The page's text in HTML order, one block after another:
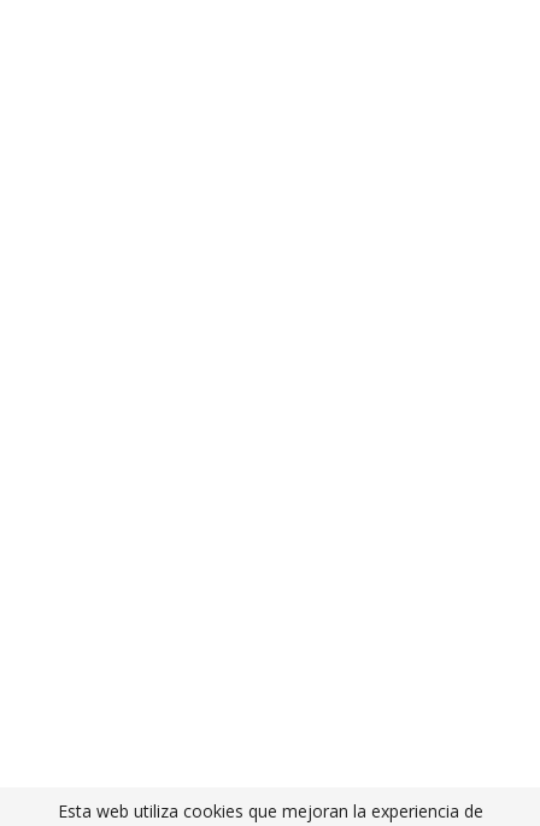
Esta web utiliza cookies que mejoran la experiencia de